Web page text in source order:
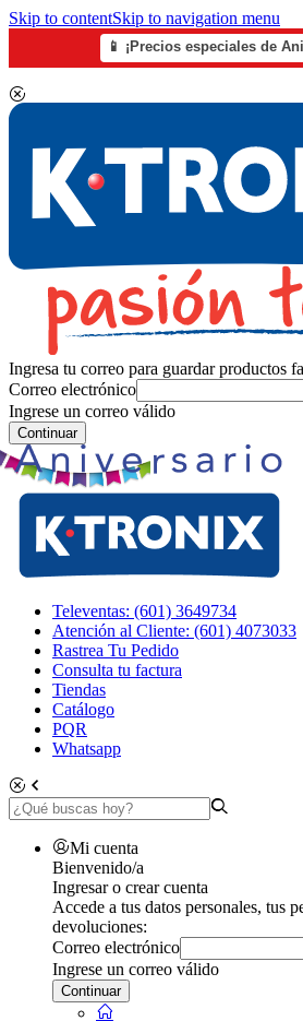
Skip to contentSkip to navigation menu
📱 ¡Precios especiales de
Ingresa tu correo para guardar productos
Correo electrónico
Ingrese un correo válido
Continuar
Televentas: (601) 3649734
Atención al Cliente: (601) 4073033
Rastrea Tu Pedido
Consulta tu factura
Tiendas
Catálogo
PQR
Whatsapp
Mi cuenta
Bienvenido/a
Ingresar o crear cuenta
Accede a tus datos personales, tus
devoluciones:
Correo electrónico
Ingrese un correo válido
Continuar